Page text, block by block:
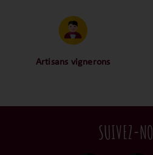
proche des consommateurs
! La proximité, le partage,
notre ADN c’est pourquoi
Artisans vignerons
terroir, iIs aiment
le gardent précieusement
SUIVEZ-